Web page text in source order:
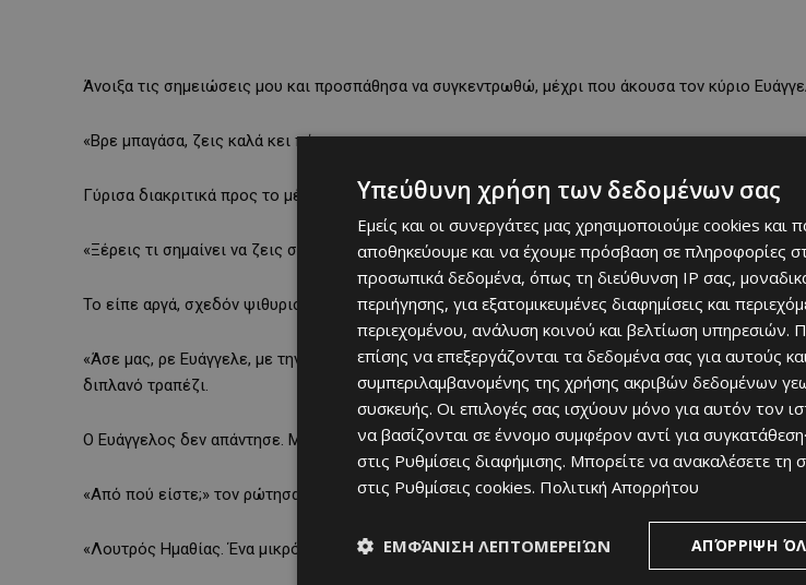
Άνοιξα τις σημειώσεις μου και προσπάθησα να συγκεντρωθώ, μέχρι που άκουσα τον κύριο
«Βρε μπαγάσα, ζεις καλά κει πάνω…»
Γύρισα διακριτικά προς το μέρος του, χωρίς να θέλω να γίνω αντιληπτή. Εκείνος όμως είχε ήδη
«Ξέρεις τι σημαίνει να ζεις στην ξενιτιά, κορίτσι μου; Μακάρι να μην το μάθεις ποτέ…»
Το είπε αργά, σχεδόν ψιθυριστά, ενώ κρατούσε το τσιγάρο ανάμεσα στα κουρασμένα δάχτυλά του.
«Άσε μας, ρε Ευάγγελε, με την ξενιτιά σου. Κύπρο ήρθες, όχι στην άκρη του κόσμου», του φώναξε
διπλανό τραπέζι.
Ο Ευάγγελος δεν απάντησε. Μόνο χαμογέλασε πικρά.
«Από πού είστε;» τον ρώτησα διστακτικά.
«Λουτρός Ημαθίας. Ένα μικρό χωριό στην Ελλάδα».
Υπεύθυνη χρήση των δεδομένων σας
Εμείς και οι συνεργάτες μας χρησιμοποιούμε cookies και
αποθηκεύουμε και να έχουμε πρόσβαση σε πληροφορίες
προσωπικά δεδομένα, όπως τη διεύθυνση IP σας,
περιήγησης, για εξατομικευμένες διαφημίσεις και
περιεχομένου, ανάλυση κοινού και βελτίωση υπηρεσιών.
επίσης να επεξεργάζονται τα δεδομένα σας για αυτούς
συμπεριλαμβανομένης της χρήσης ακριβών δεδομένων
συσκευής. Οι επιλογές σας ισχύουν μόνο για αυτόν τον
να βασίζονται σε έννομο συμφέρον αντί για
στις Ρυθμίσεις διαφήμισης. Μπορείτε να ανακαλέσετε τη
στις Ρυθμίσεις cookies. Πολιτική Απορρήτου
ΑΠΌΡΡΙΨΗ
ΕΜΦΆΝΙΣΗ ΛΕΠΤΟΜΕΡΕΙΏΝ